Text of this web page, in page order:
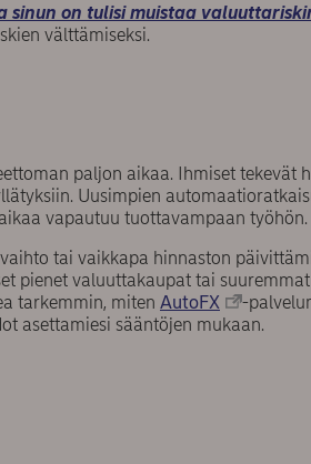
sinun on tulisi muistaa
välttämiseksi.
paljon aikaa. Ihmiset tekevät
Uusimpien
vapautuu tuottavampaan työhön.
tai vaikkapa hinnaston
pienet valuuttakaupat tai
tarkemmin, miten AutoFX
-
asettamiesi sääntöjen mukaan.